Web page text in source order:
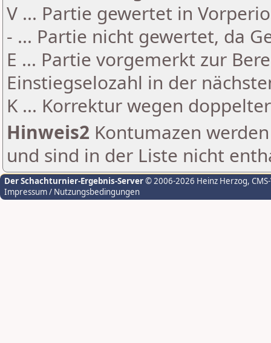
V ... Partie gewertet in
- ... Partie nicht gewertet, da
E ... Partie vorgemerkt zur
Einstiegselozahl in der
K ... Korrektur wegen
Hinweis2 Kontumazen
und sind in der Liste nicht
Der Schachturnier-Ergebnis-Server© 2006-2026 Heinz Herzog,
Impressum / Nutzungsbedingungen